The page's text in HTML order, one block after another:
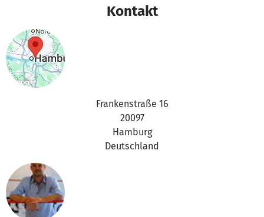
Kontakt
Frankenstraße 16
20097
Hamburg
Deutschland